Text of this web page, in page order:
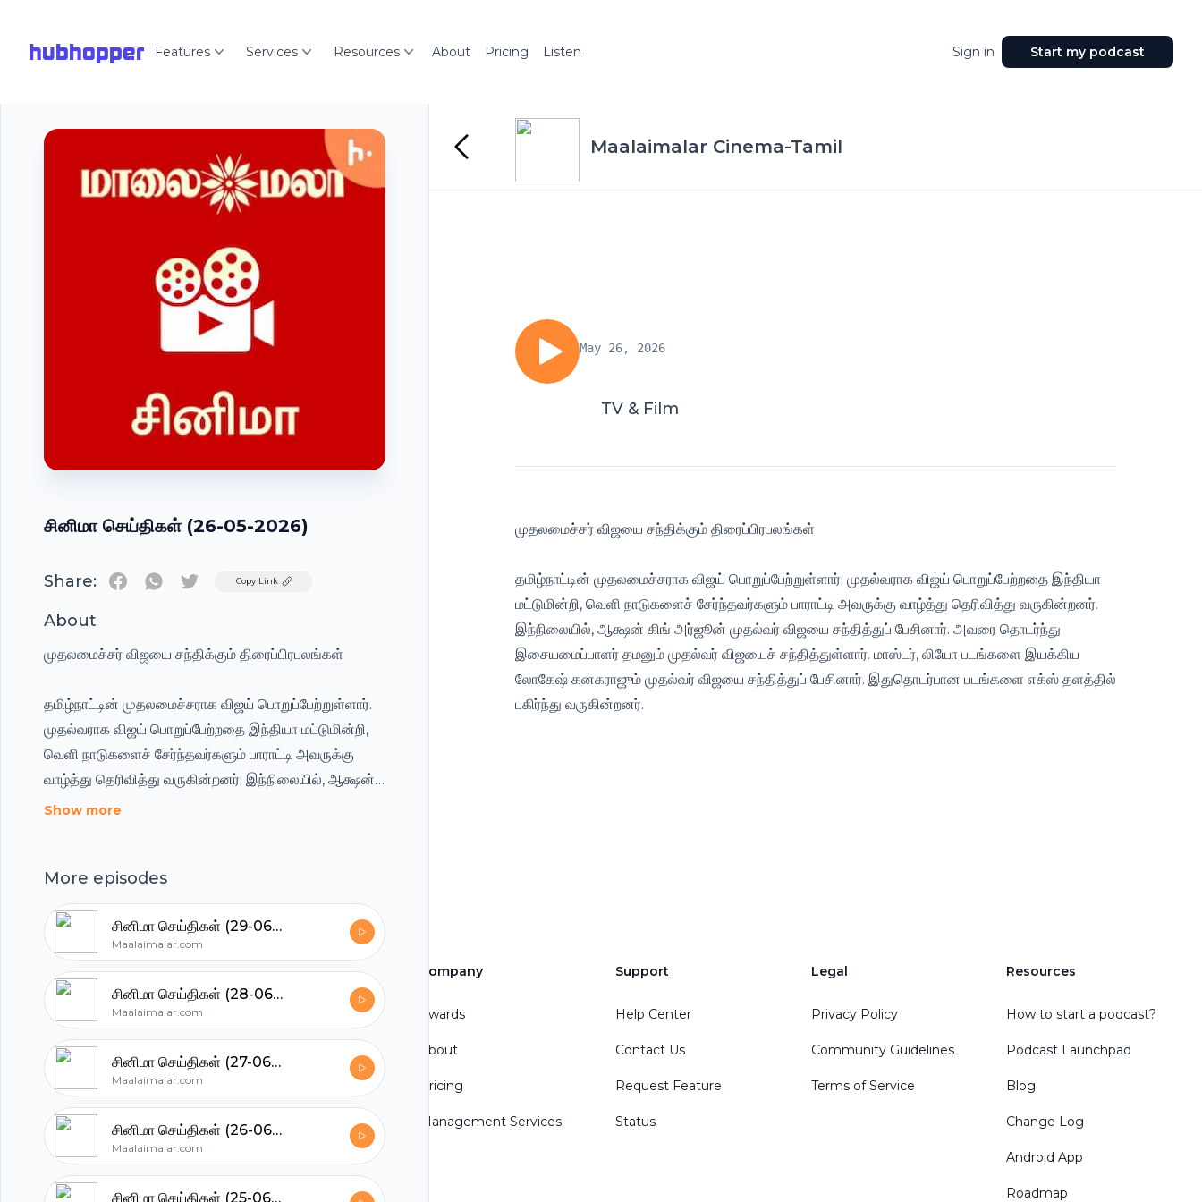
hubhopper Features Services Resources About Pricing Listen Sign in Start my podcast
சினிமா செய்திகள் (26-05-2026)
Share: TwitterCopy Link
About
முதலமைச்சர் விஜயை சந்திக்கும் திரைப்பிரபலங்கள்
தமிழ்நாட்டின் முதலமைச்சராக விஜய் பொறுப்பேற்றுள்ளார்.
முதல்வராக விஜய் பொறுப்பேற்றதை இந்தியா மட்டுமின்றி,
வெளி நாடுகளைச் சேர்ந்தவர்களும் பாராட்டி அவருக்கு
வாழ்த்து தெரிவித்து வருகின்றனர். இந்நிலையில், ஆக்ஷன்
கிங் அர்ஜூன் முதல்வர் விஜயை சந்தித்துப் பேசினார்.
இயக்கிய லோகேஷ் கனகராஜும் முதல்வர் விஜயை
சந்தித்துப் பேசினார். இதுதொடர்பான படங்களை எக்ஸ்
தளத்தில் பகிர்ந்து வருகின்றனர்.
Show more
More episodes
சினிமா செய்திகள் (29-06-2026)
Maalaimalar.com
சினிமா செய்திகள் (28-06-2026)
Maalaimalar.com
சினிமா செய்திகள் (27-06-2026)
Maalaimalar.com
சினிமா செய்திகள் (26-06-2026)
Maalaimalar.com
சினிமா செய்திகள் (25-06-2026)
Maalaimalar Cinema-Tamil
May 26, 2026
TV & Film
முதலமைச்சர் விஜயை சந்திக்கும் திரைப்பிரபலங்கள்
தமிழ்நாட்டின் முதலமைச்சராக விஜய் பொறுப்பேற்றுள்ளார். முதல்வராக விஜய் பொறுப்பேற்றதை இந்தியா
மட்டுமின்றி, வெளி நாடுகளைச் சேர்ந்தவர்களும் பாராட்டி அவருக்கு வாழ்த்து தெரிவித்து வருகின்றனர்.
இந்நிலையில், ஆக்ஷன் கிங் அர்ஜூன் முதல்வர் விஜயை சந்தித்துப் பேசினார். அவரை தொடர்ந்து
இசையமைப்பாளர் தமனும் முதல்வர் விஜயைச் சந்தித்துள்ளார். மாஸ்டர், லியோ படங்களை இயக்கிய
லோகேஷ் கனகராஜும் முதல்வர் விஜயை சந்தித்துப் பேசினார். இதுதொடர்பான படங்களை எக்ஸ் தளத்தில்
பகிர்ந்து வருகின்றனர்.
hubhopper
All in one podcasting platform.
Start my podcast
Company
Awards
About
Pricing
Management Services
Support
Help Center
Contact Us
Request Feature
Status
Legal
Privacy Policy
Community Guidelines
Terms of Service
Resources
How to start a podcast?
Podcast Launchpad
Blog
Change Log
Android App
Roadmap